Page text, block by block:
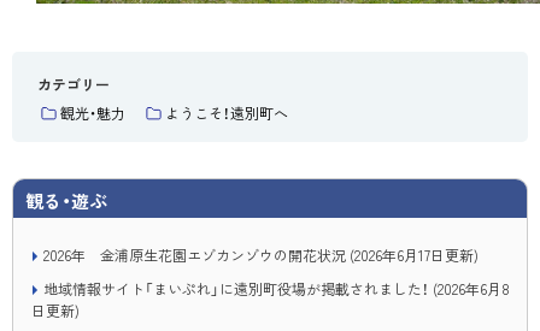
カテゴリー
観光・魅力
ようこそ！遠別町へ
観る・遊ぶ
2026年 金浦原生花園エゾカンゾウの開花状況 (2026年6月17日 更新)
地域情報サイト「まいぷれ」に遠別町役場が掲載されました！ (2026年6月8
日 更新)